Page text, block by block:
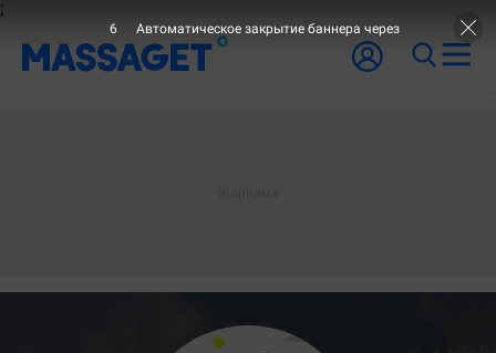
;
5 Автоматическое закрытие баннера через